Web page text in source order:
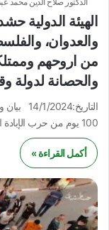
والعدوان،
من اروحهم
والحصانة لدولة
100 يوم من حرب الإبادة الجماعية والعدوان، والفلسطينيين يدفعون ثمن…
أكمل القراءة »